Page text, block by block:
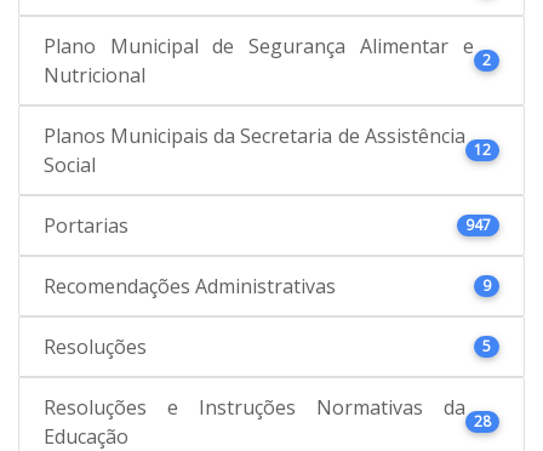
Plano Municipal de Segurança Alimentar e
Nutricional
2
Planos Municipais da Secretaria de Assistência
Social
12
Portarias 947
Recomendações Administrativas 9
Resoluções 5
Resoluções e Instruções Normativas da
Educação
28